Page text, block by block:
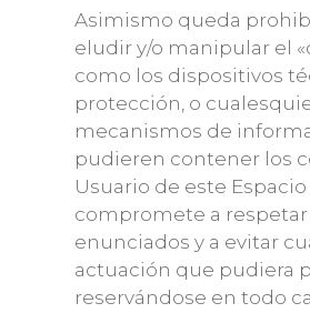
Asimismo queda
eludir y/o manipular el
como los dispositivos
protección, o
mecanismos de
pudieren contener los
Usuario de este
compromete a
enunciados y a evitar
actuación que pudiera
reservándose en todo